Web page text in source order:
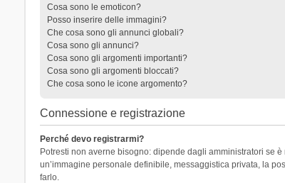
Cosa sono le emoticon?
Posso inserire delle immagini?
Che cosa sono gli annunci globali?
Cosa sono gli annunci?
Cosa sono gli argomenti importanti?
Cosa sono gli argomenti bloccati?
Che cosa sono le icone argomento?
Connessione e registrazione
Perché devo registrarmi?
Potresti non averne bisogno: dipende dagli amministratori se
un’immagine personale definibile, messaggistica privata, la
farlo.